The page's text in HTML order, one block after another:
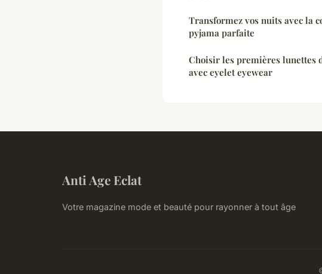
Transformez vos nuits avec la
pyjama parfaite
Choisir les premières lunettes
avec eyelet eyewear
Anti Age Eclat
Votre magazine mode et beauté pour rayonner à tout âge